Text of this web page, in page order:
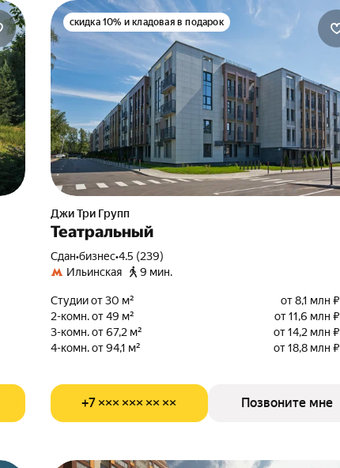
скидка 10% и кладовая в подарок
Джи Три Групп
Театральный
Сдан•бизнес•4.5 (239)
Ильинская
9 мин.
Студии от 30 м²
от 8,1 млн ₽
2-комн. от 49 м²
от 11,6 млн ₽
3-комн. от 67,2 м²
от 14,2 млн ₽
4-комн. от 94,1 м²
от 18,8 млн ₽
+7 ××× ××× ×× ×× Позвоните мне